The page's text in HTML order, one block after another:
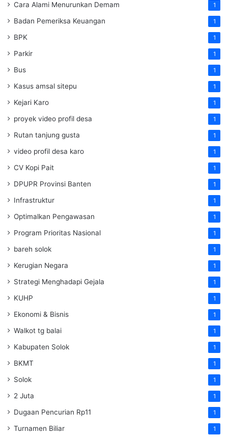
Cara Alami Menurunkan Demam 1
Badan Pemeriksa Keuangan 1
BPK 1
Parkir 1
Bus 1
Kasus amsal sitepu 1
Kejari Karo 1
proyek video profil desa 1
Rutan tanjung gusta 1
video profil desa karo 1
CV Kopi Pait 1
DPUPR Provinsi Banten 1
Infrastruktur 1
Optimalkan Pengawasan 1
Program Prioritas Nasional 1
bareh solok 1
Kerugian Negara 1
Strategi Menghadapi Gejala 1
KUHP 1
Ekonomi & Bisnis 1
Walkot tg balai 1
Kabupaten Solok 1
BKMT 1
Solok 1
2 Juta 1
Dugaan Pencurian Rp11 1
Turnamen Biliar 1